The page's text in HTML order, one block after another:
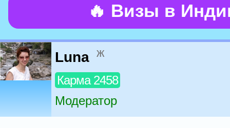
🔥 Визы в
Luna ж
Карма 2458
Модератор